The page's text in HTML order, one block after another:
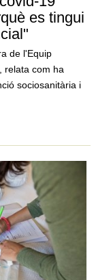
es tingui
de l'Equip
relata com ha
sociosanitària i